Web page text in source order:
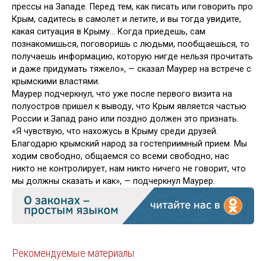
прессы на Западе. Перед тем, как писать или говорить про
Крым, садитесь в самолет и летите, и вы тогда увидите,
какая ситуация в Крыму… Когда приедешь, сам
познакомишься, поговоришь с людьми, пообщаешься, то
получаешь информацию, которую нигде нельзя прочитать
и даже придумать тяжело», — сказал Маурер на встрече с
крымскими властями.
Маурер подчеркнул, что уже после первого визита на
полуостров пришел к выводу, что Крым является частью
России и Запад рано или поздно должен это признать.
«Я чувствую, что нахожусь в Крыму среди друзей.
Благодарю крымский народ за гостеприимный прием. Мы
ходим свободно, общаемся со всеми свободно, нас
никто не контролирует, нам никто ничего не говорит, что
мы должны сказать и как», — подчеркнул Маурер.
Рекомендуемые материалы